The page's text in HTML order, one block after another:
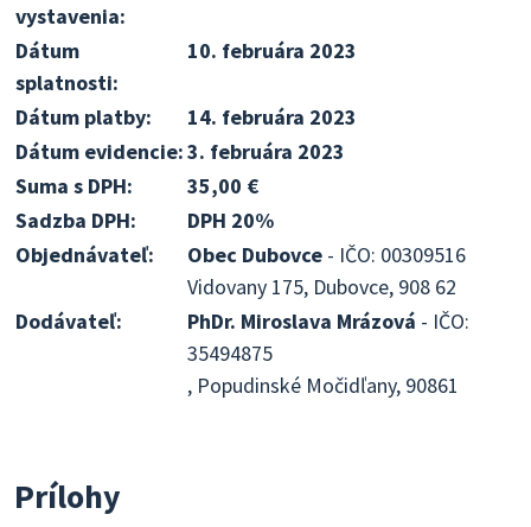
vystavenia:
Dátum
splatnosti:
10. februára 2023
Dátum platby:
14. februára 2023
Dátum evidencie:3. februára 2023
Suma s DPH:
35,00 €
Sadzba DPH:
DPH 20%
Objednávateľ:
Obec Dubovce - IČO: 00309516
Vidovany 175, Dubovce, 908 62
Dodávateľ:
PhDr. Miroslava Mrázová - IČO:
35494875
, Popudinské Močidľany, 90861
Prílohy